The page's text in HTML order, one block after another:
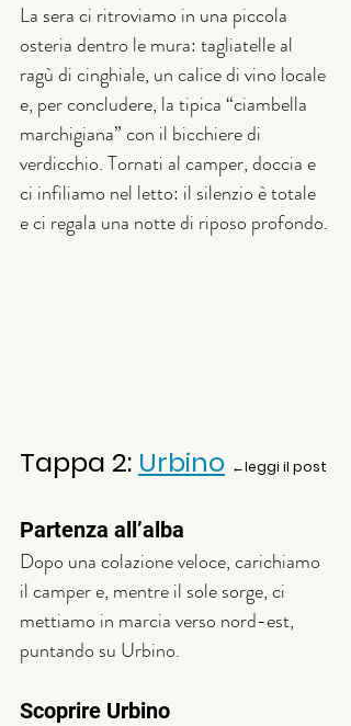
La sera ci ritroviamo in una piccola
osteria dentro le mura: tagliatelle al
ragù di cinghiale, un calice di vino locale
e, per concludere, la tipica “ciambella
marchigiana” con il bicchiere di
verdicchio. Tornati al camper, doccia e
ci infiliamo nel letto: il silenzio è totale
e ci regala una notte di riposo profondo.
Tappa 2: Urbino ←leggi il post
Partenza all’alba
Dopo una colazione veloce, carichiamo
il camper e, mentre il sole sorge, ci
mettiamo in marcia verso nord-est,
puntando su Urbino.
Scoprire Urbino